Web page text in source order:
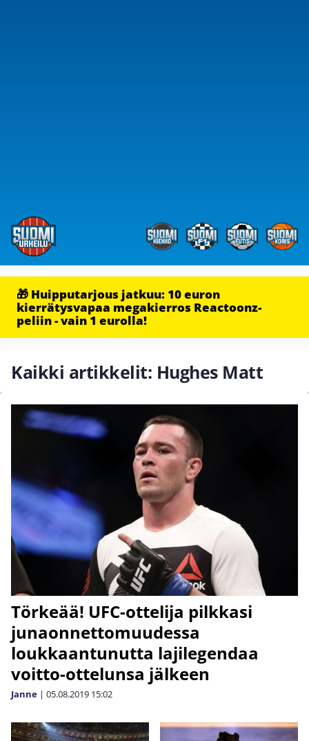
🎁 Huipputarjous jatkuu: 10 euron
kierrätysvapaa megakierros Reactoonz-
peliin - vain 1 eurolla!
Kaikki artikkelit: Hughes Matt
Törkeää! UFC-ottelija pilkkasi
junaonnettomuudessa
loukkaantunutta lajilegendaa
voitto-ottelunsa jälkeen
Janne | 05.08.2019 15:02